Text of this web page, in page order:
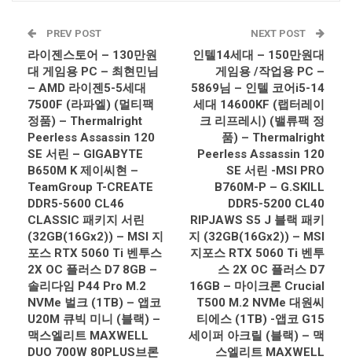
PREV POST
라이젠스토어 – 130만원
대 게임용 PC – 최현민님
– AMD 라이젠5-5세대
7500F (라파엘) (멀티팩
정품) – Thermalright
Peerless Assassin 120
SE 서린 – GIGABYTE
B650M K 제이씨현 –
TeamGroup T-CREATE
DDR5-5600 CL46
CLASSIC 패키지 서린
(32GB(16Gx2)) – MSI 지
포스 RTX 5060 Ti 벤투스
2X OC 플러스 D7 8GB –
솔리다임 P44 Pro M.2
NVMe 벌크 (1TB) – 앱코
U20M 큐빅 미니 (블랙) –
맥스엘리트 MAXWELL
DUO 700W 80PLUS브론
NEXT POST
인텔14세대 – 150만원대
게임용 /작업용 PC –
5869님 – 인텔 코어i5-14
세대 14600KF (랩터레이
크 리프레시) (밸류팩 정
품) – Thermalright
Peerless Assassin 120
SE 서린 -MSI PRO
B760M-P – G.SKILL
DDR5-5200 CL40
RIPJAWS S5 J 블랙 패키
지 (32GB(16Gx2)) – MSI
지포스 RTX 5060 Ti 벤투
스 2X OC 플러스 D7
16GB – 마이크론 Crucial
T500 M.2 NVMe 대원씨
티에스 (1TB) -앱코 G15
세이퍼 아크릴 (블랙) – 맥
스엘리트 MAXWELL